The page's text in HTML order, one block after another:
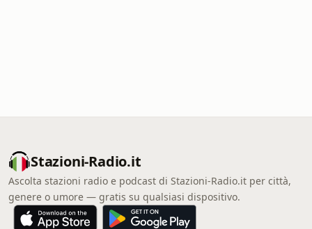
Stazioni-Radio.it
Ascolta stazioni radio e podcast di Stazioni-Radio.it per città,
genere o umore — gratis su qualsiasi dispositivo.